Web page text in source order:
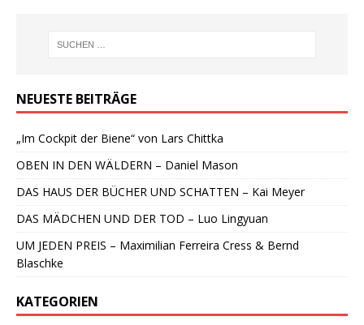
NEUESTE BEITRÄGE
„Im Cockpit der Biene“ von Lars Chittka
OBEN IN DEN WÄLDERN – Daniel Mason
DAS HAUS DER BÜCHER UND SCHATTEN – Kai Meyer
DAS MÄDCHEN UND DER TOD – Luo Lingyuan
UM JEDEN PREIS – Maximilian Ferreira Cress & Bernd
Blaschke
KATEGORIEN